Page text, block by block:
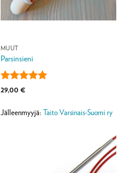
MUUT
Parsinsieni
Arvostelu
/ 5
29,00 €
Jälleenmyyjä: Taito Varsinais-Suomi ry